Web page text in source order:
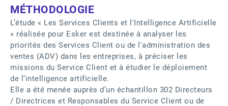
MÉTHODOLOGIE
L’étude « Les Services Clients et l'Intelligence Artificielle
» réalisée pour Esker est destinée à analyser les
priorités des Services Client ou de l'administration des
ventes (ADV) dans les entreprises, à préciser les
missions du Service Client et à étudier le déploiement
de l’intelligence artificielle.
Elle a été menée auprès d’un échantillon 302 Directeurs
/ Directrices et Responsables du Service Client ou de